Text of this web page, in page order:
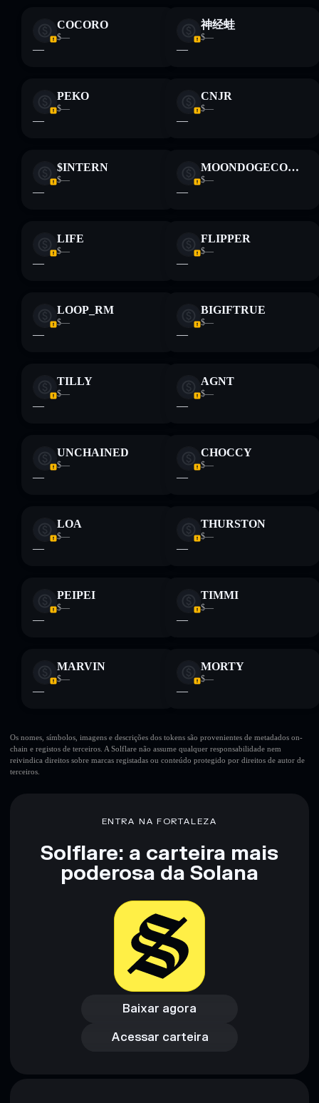
não constitui aconselhamento financeiro. Faz sempre a tua
pesquisa. Dados fornecidos pelo rugcheck.xyz.
COCORO
$—
—
神经蛙
$—
—
PEKO
$—
—
CNJR
$—
—
$INTERN
$—
—
MOONDOGECOIN
$—
—
LIFE
$—
—
FLIPPER
$—
—
LOOP_RM
$—
—
BIGIFTRUE
$—
—
TILLY
$—
—
AGNT
$—
—
UNCHAINED
$—
—
CHOCCY
$—
—
LOA
$—
—
THURSTON
$—
—
PEIPEI
$—
—
TIMMI
$—
—
MARVIN
$—
—
MORTY
$—
—
Os nomes, símbolos, imagens e descrições dos tokens são provenientes de metadados on-
chain e registos de terceiros. A Solflare não assume qualquer responsabilidade nem
reivindica direitos sobre marcas registadas ou conteúdo protegido por direitos de autor de
terceiros.
ENTRA NA FORTALEZA
Solflare: a carteira mais
poderosa da Solana
Baixar agora
Baixar agora
Acessar carteira
Acessar carteira